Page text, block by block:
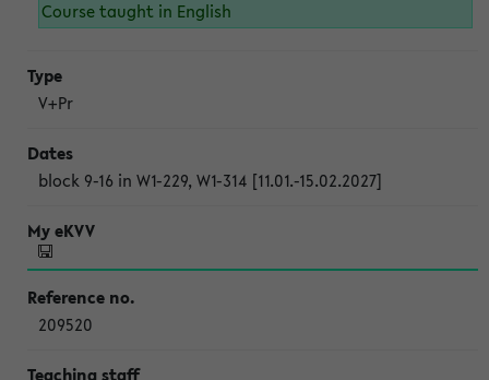
Course taught in English
V+Pr
block 9-16 in W1-229, W1-314 [11.01.-15.02.2027]
209520